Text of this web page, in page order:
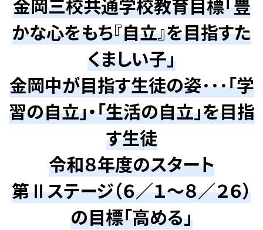
かな心をもち『自立』を目指すた
くましい子」
金岡中が目指す生徒の姿･･･「学
習の自立」・「生活の自立」を目指
す生徒
令和８年度のスタート
第Ⅱステージ（６／１～８／２６）
の目標「高める」